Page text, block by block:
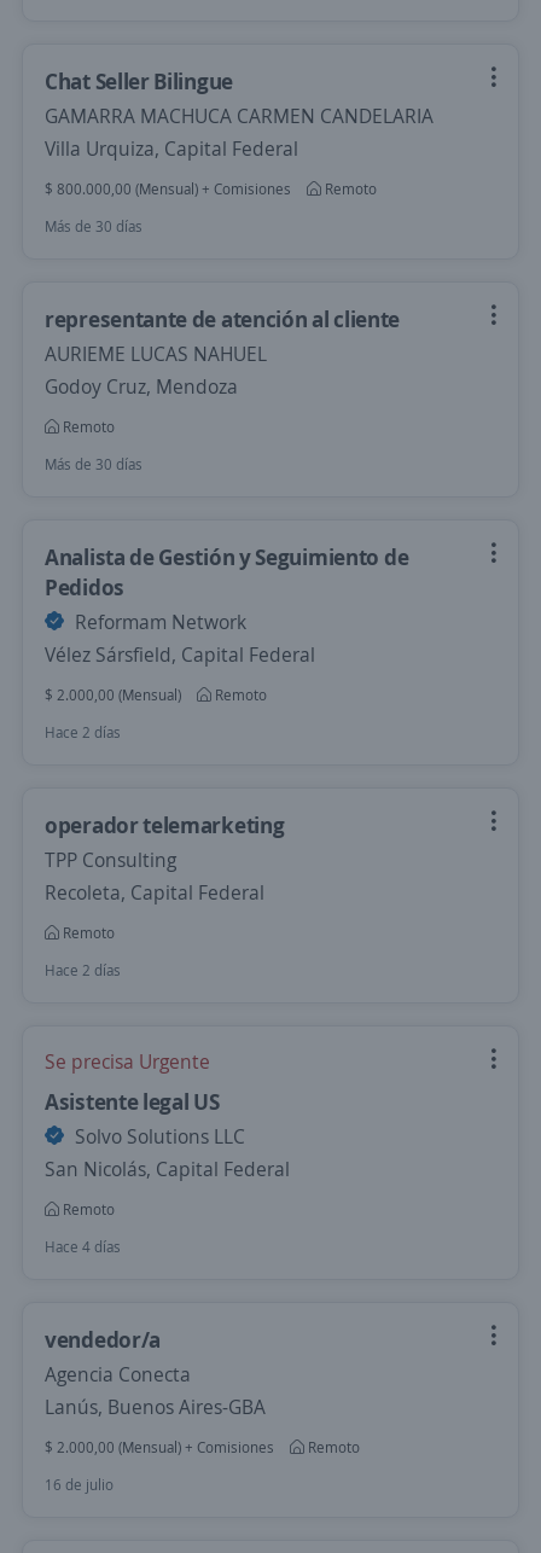
Chat Seller Bilingue
GAMARRA MACHUCA CARMEN CANDELARIA
Villa Urquiza, Capital Federal
$ 800.000,00 (Mensual) + Comisiones
Remoto
Más de 30 días
representante de atención al cliente
AURIEME LUCAS NAHUEL
Godoy Cruz, Mendoza
Remoto
Más de 30 días
Analista de Gestión y Seguimiento de
Pedidos
Reformam Network
Vélez Sársfield, Capital Federal
$ 2.000,00 (Mensual)
Remoto
Hace 2 días
operador telemarketing
TPP Consulting
Recoleta, Capital Federal
Remoto
Hace 2 días
Se precisa Urgente
Asistente legal US
Solvo Solutions LLC
San Nicolás, Capital Federal
Remoto
Hace 4 días
vendedor/a
Agencia Conecta
Lanús, Buenos Aires-GBA
$ 2.000,00 (Mensual) + Comisiones
Remoto
16 de julio